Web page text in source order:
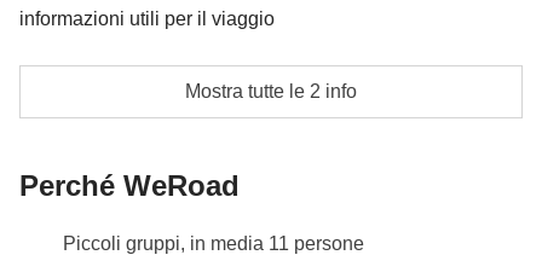
informazioni utili per il viaggio
Stanza in condivisione con partecipanti Weroad
Mostra tutte le 2 info
Perché WeRoad
Piccoli gruppi, in media 11 persone